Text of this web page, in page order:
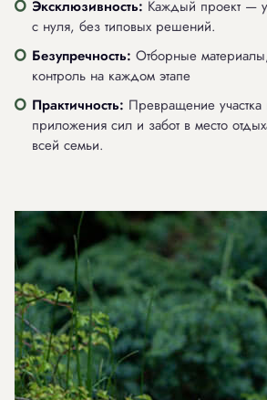
Эксклюзивность: Каждый проект —
с нуля, без типовых решений.
Безупречность: Отборные
контроль на каждом этапе
Практичность: Превращение участка
приложения сил и забот в место
всей семьи.